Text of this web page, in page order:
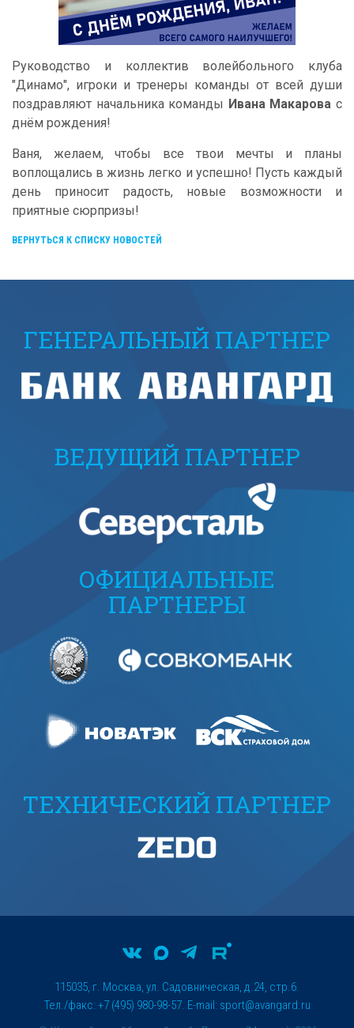
Руководство и коллектив волейбольного клуба
"Динамо", игроки и тренеры команды от всей души
поздравляют начальника команды Ивана Макарова с
днём рождения!
Ваня, желаем, чтобы все твои мечты и планы
воплощались в жизнь легко и успешно! Пусть каждый
день приносит радость, новые возможности и
приятные сюрпризы!
ВЕРНУТЬСЯ К СПИСКУ НОВОСТЕЙ
ГЕНЕРАЛЬНЫЙ ПАРТНЕР
ВЕДУЩИЙ ПАРТНЕР
ОФИЦИАЛЬНЫЕ
ПАРТНЕРЫ
ТЕХНИЧЕСКИЙ ПАРТНЕР
115035, г. Москва, ул. Садовническая, д.24, стр.6.
Тел./факс: +7 (495) 980-98-57. E-mail: sport@avangard.ru